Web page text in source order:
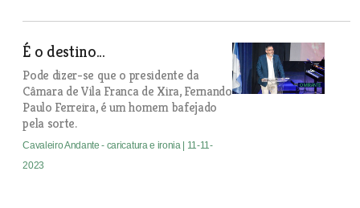
É o destino...
Pode dizer-se que o presidente da
Câmara de Vila Franca de Xira, Fernando
Paulo Ferreira, é um homem bafejado
pela sorte.
Cavaleiro Andante - caricatura e ironia
| 11-11-
2023